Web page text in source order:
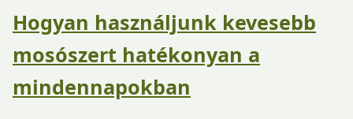
Hogyan használjunk kevesebb
mosószert hatékonyan a
mindennapokban